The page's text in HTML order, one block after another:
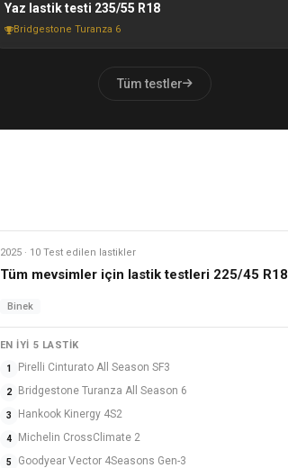
Yaz lastik testi 235/55 R18
Bridgestone Turanza 6
Tüm testler
2025 · 10 Test edilen lastikler
Tüm mevsimler için lastik testleri 225/45 R18
Binek
EN IYI 5 LASTIK
1 Pirelli Cinturato All Season SF3
2 Bridgestone Turanza All Season 6
3 Hankook Kinergy 4S2
4 Michelin CrossClimate 2
5 Goodyear Vector 4Seasons Gen-3